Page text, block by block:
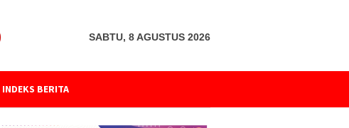
SABTU, 8 AGUSTUS 2026
INDEKS BERITA